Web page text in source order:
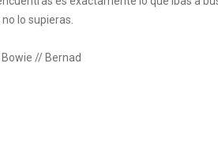
lo supieras.
// Bernad